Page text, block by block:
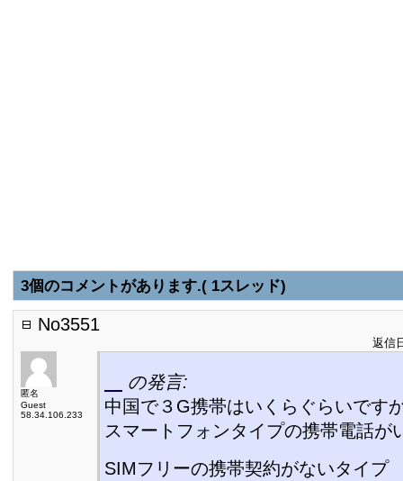
3個のコメントがあります.( 1スレッド)
No3551
返信
匿名
Guest
58.34.106.233
の発言:
中国で３G携帯はいくらぐらいです
スマートフォンタイプの携帯電話が
SIMフリーの携帯契約がないタイプ